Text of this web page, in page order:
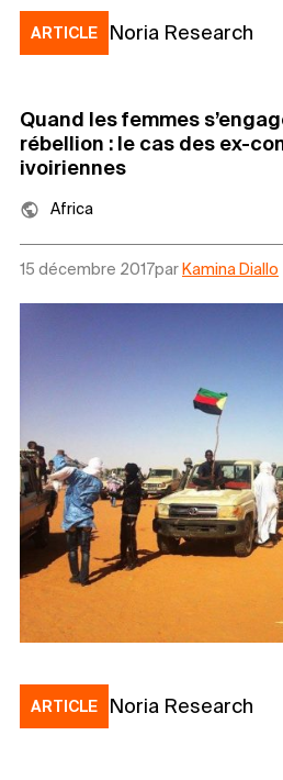
ARTICLE Noria Research
Quand les femmes
rébellion : le cas des ex-
ivoiriennes
Africa
15 décembre 2017par Kamina Diallo
ARTICLE Noria Research